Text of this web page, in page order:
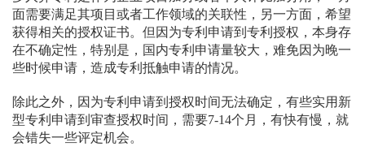
面需要满足其项目或者工作领域的关联性，另一方面，希望
获得相关的授权证书。但因为专利申请到专利授权，本身存
在不确定性，特别是，国内专利申请量较大，难免因为晚一
些时候申请，造成专利抵触申请的情况。
除此之外，因为专利申请到授权时间无法确定，有些实用新
型专利申请到审查授权时间，需要7-14个月，有快有慢，就
会错失一些评定机会。